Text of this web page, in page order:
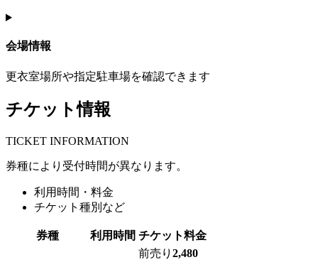
会場情報
更衣室場所や指定駐車場を確認できます
チケット情報
TICKET INFORMATION
券種により受付時間が異なります。
利用時間・料金
チケット種別など
券種 利用時間 チケット料金
前売り 2,480